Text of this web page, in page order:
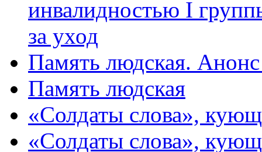
инвалидностью I
за уход
Память людская.
Память людская
«Солдаты слова»,
«Солдаты слова»,